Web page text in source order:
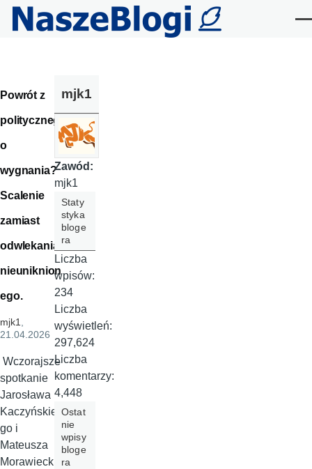
Przejdź do treści
Powrót z
polityczneg
o
wygnania?
Scalenie
zamiast
odwlekania
nieuniknion
ego.
mjk1,
21.04.2026
Wczorajsze
spotkanie
Jarosława
Kaczyńskie
go i
Mateusza
Morawieckie
mjk1
Zawód:
mjk1
Staty
styka
bloge
ra
Liczba
wpisów:
234
Liczba
wyświetleń:
297,624
Liczba
komentarzy:
4,448
Ostat
nie
wpisy
bloge
ra